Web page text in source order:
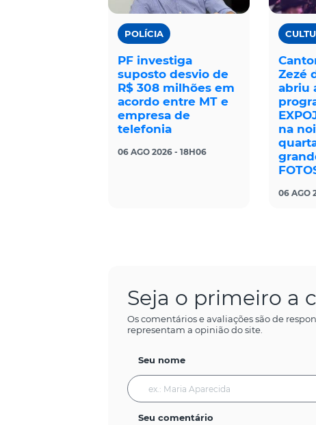
POLÍCIA
PF investiga
suposto desvio de
R$ 308 milhões em
acordo entre MT e
empresa de
telefonia
06 AGO 2026 - 18H06
Zezé
abriu
na
06 AGO
Seja o primeiro a
Os comentários e avaliações são de
representam a opinião do site.
Seu nome
Seu comentário